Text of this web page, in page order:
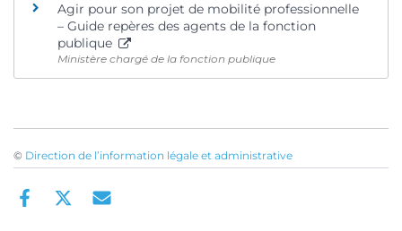
Agir pour son projet de mobilité professionnelle
– Guide repères des agents de la fonction
publique
Ministère chargé de la fonction publique
© Direction de l’information légale et administrative